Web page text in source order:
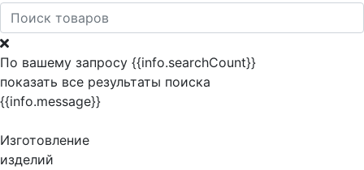
По вашему запросу {{info.searchCount}}
показать все результаты поиска
{{info.message}}
Изготовление
изделий